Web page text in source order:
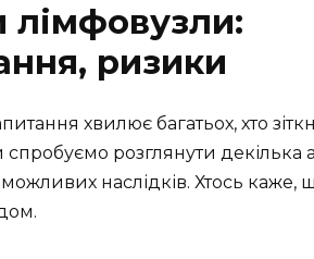
ризики
хвилює багатьох, хто
розглянути декілька
наслідків. Хтось каже,